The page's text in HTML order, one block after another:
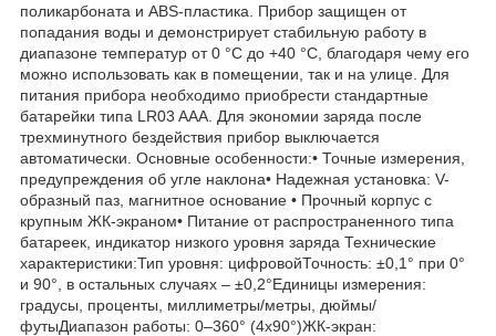
поликарбоната и ABS-пластика. Прибор защищен от
попадания воды и демонстрирует стабильную работу в
диапазоне температур от 0 °С до +40 °С, благодаря чему его
можно использовать как в помещении, так и на улице. Для
питания прибора необходимо приобрести стандартные
батарейки типа LR03 AAA. Для экономии заряда после
трехминутного бездействия прибор выключается
автоматически. Основные особенности:• Точные измерения,
предупреждения об угле наклона• Надежная установка: V-
образный паз, магнитное основание • Прочный корпус с
крупным ЖК-экраном• Питание от распространенного типа
батареек, индикатор низкого уровня заряда Технические
характеристики:Тип уровня: цифровойТочность: ±0,1° при 0°
и 90°, в остальных случаях – ±0,2°Единицы измерения:
градусы, проценты, миллиметры/метры, дюймы/
футыДиапазон работы: 0–360° (4x90°)ЖК-экран: